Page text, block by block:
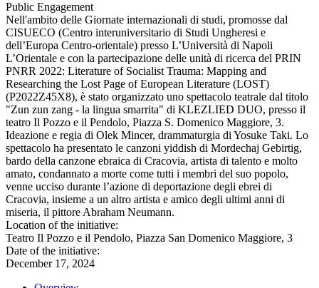
Public Engagement
Nell'ambito delle Giornate internazionali di studi, promosse dal
CISUECO (Centro interuniversitario di Studi Ungheresi e
dell’Europa Centro-orientale) presso L’Università di Napoli
L’Orientale e con la partecipazione delle unità di ricerca del PRIN
PNRR 2022: Literature of Socialist Trauma: Mapping and
Researching the Lost Page of European Literature (LOST)
(P2022Z45X8), è stato organizzato uno spettacolo teatrale dal titolo
"Zun zun zang - la lingua smarrita" di KLEZLIED DUO, presso il
teatro Il Pozzo e il Pendolo, Piazza S. Domenico Maggiore, 3.
Ideazione e regia di Olek Mincer, drammaturgia di Yosuke Taki. Lo
spettacolo ha presentato le canzoni yiddish di Mordechaj Gebirtig,
bardo della canzone ebraica di Cracovia, artista di talento e molto
amato, condannato a morte come tutti i membri del suo popolo,
venne ucciso durante l’azione di deportazione degli ebrei di
Cracovia, insieme a un altro artista e amico degli ultimi anni di
miseria, il pittore Abraham Neumann.
Location of the initiative:
Teatro Il Pozzo e il Pendolo, Piazza San Domenico Maggiore, 3
Date of the initiative:
December 17, 2024